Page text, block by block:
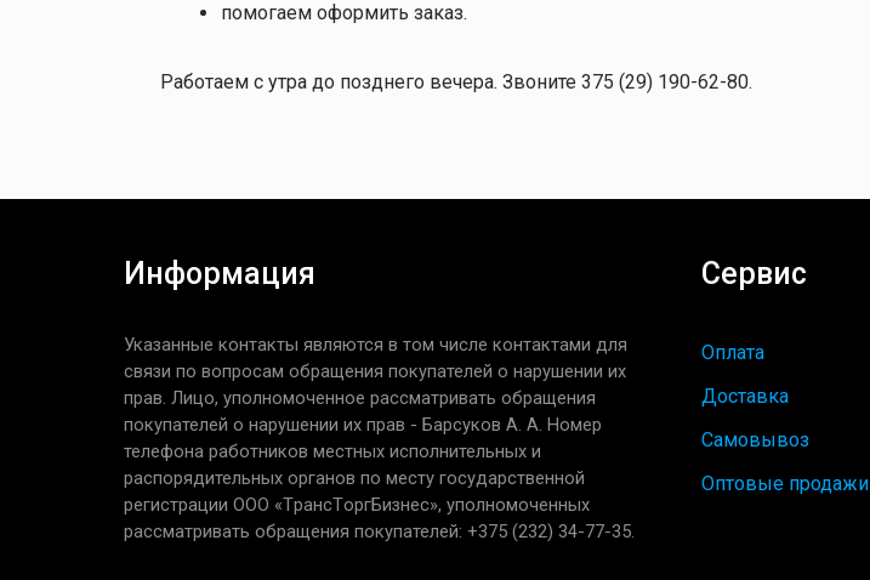
помогаем оформить заказ.
Работаем с утра до позднего вечера. Звоните 375 (29) 190-62-80.
Информация
Указанные контакты являются в том числе контактами для
связи по вопросам обращения покупателей о нарушении их
прав. Лицо, уполномоченное рассматривать обращения
покупателей о нарушении их прав - Барсуков А. А. Номер
телефона работников местных исполнительных и
распорядительных органов по месту государственной
регистрации ООО «TрaнcТopгБизнec», уполномоченных
рассматривать обращения покупателей: +375 (232) 34-77-35.
Сервис
Оплата
Доставка
Самовывоз
Оптовые продажи